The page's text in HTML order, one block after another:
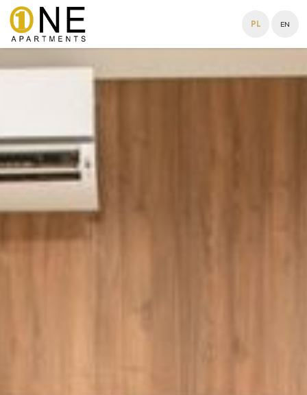
PL EN